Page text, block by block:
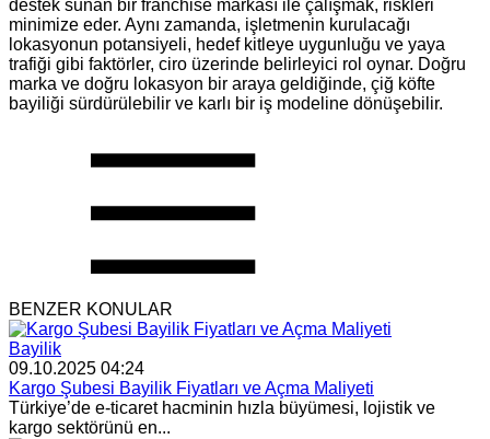
destek sunan bir franchise markası ile çalışmak, riskleri
minimize eder. Aynı zamanda, işletmenin kurulacağı
lokasyonun potansiyeli, hedef kitleye uygunluğu ve yaya
trafiği gibi faktörler, ciro üzerinde belirleyici rol oynar. Doğru
marka ve doğru lokasyon bir araya geldiğinde, çiğ köfte
bayiliği sürdürülebilir ve karlı bir iş modeline dönüşebilir.
BENZER KONULAR
Bayilik
09.10.2025 04:24
Kargo Şubesi Bayilik Fiyatları ve Açma Maliyeti
Türkiye’de e-ticaret hacminin hızla büyümesi, lojistik ve
kargo sektörünü en...